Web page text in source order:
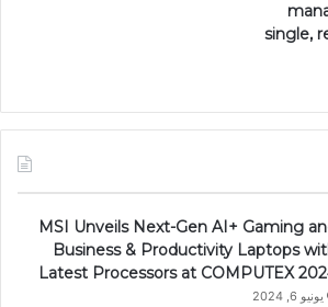
single,
MSI Unveils Next-Gen AI+ Gaming
Business & Productivity Laptops
Latest Processors at COMPUTEX
يونيو 6, 2024